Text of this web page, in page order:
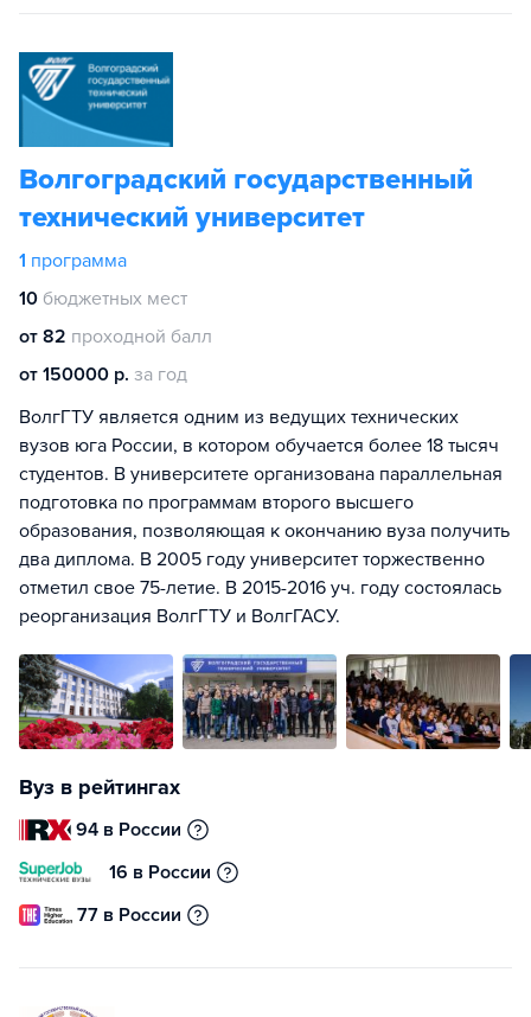
Волгоградский государственный
технический университет
1 программа
10 бюджетных мест
от 82 проходной балл
от 150000 р. за год
ВолгГТУ является одним из ведущих технических
вузов юга России, в котором обучается более 18 тысяч
студентов. В университете организована параллельная
подготовка по программам второго высшего
образования, позволяющая к окончанию вуза получить
два диплома. В 2005 году университет торжественно
отметил свое 75-летие. В 2015-2016 уч. году состоялась
реорганизация ВолгГТУ и ВолгГАСУ.
Вуз в рейтингах
94 в России
16 в России
77 в России